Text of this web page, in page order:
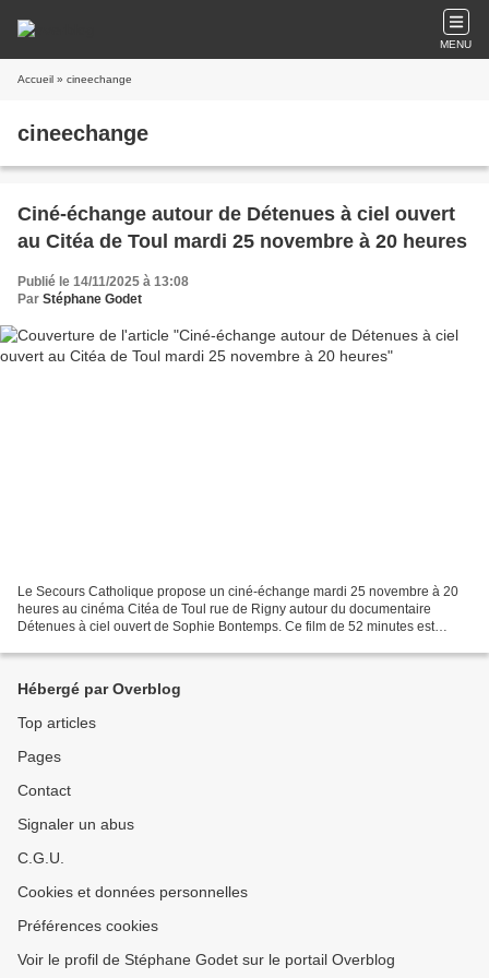
MENU
Accueil » cineechange
cineechange
Ciné-échange autour de Détenues à ciel ouvert
au Citéa de Toul mardi 25 novembre à 20 heures
Publié le 14/11/2025 à 13:08
Par Stéphane Godet
Le Secours Catholique propose un ciné-échange mardi 25 novembre à 20
heures au cinéma Citéa de Toul rue de Rigny autour du documentaire
Détenues à ciel ouvert de Sophie Bontemps. Ce film de 52 minutes est
Hébergé par Overblog
Top articles
Pages
Contact
Signaler un abus
C.G.U.
Cookies et données personnelles
Préférences cookies
Voir le profil de Stéphane Godet sur le portail Overblog